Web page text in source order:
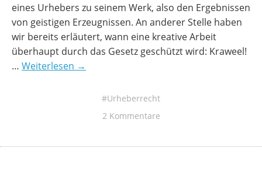
eines Urhebers zu seinem Werk, also den Ergebnissen
von geistigen Erzeugnissen. An anderer Stelle haben
wir bereits erläutert, wann eine kreative Arbeit
überhaupt durch das Gesetz geschützt wird: Kraweel!
… Weiterlesen →
Urheberrecht
2 Kommentare